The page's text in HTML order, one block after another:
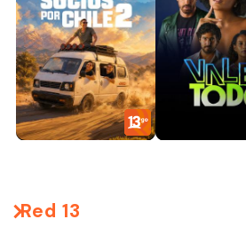
Red 13